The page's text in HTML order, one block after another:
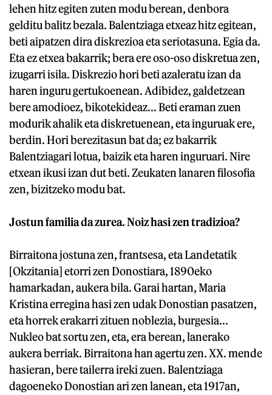
lehen hitz egiten zuten modu berean, denbora
gelditu balitz bezala. Balentziaga etxeaz hitz egitean,
beti aipatzen dira diskrezioa eta seriotasuna. Egia da.
Eta ez etxea bakarrik; bera ere oso-oso diskretua zen,
izugarri isila. Diskrezio hori beti azaleratu izan da
haren inguru gertukoenean. Adibidez, galdetzean
bere amodioez, bikotekideaz... Beti eraman zuen
modurik ahalik eta diskretuenean, eta inguruak ere,
berdin. Hori berezitasun bat da; ez bakarrik
Balentziagari lotua, baizik eta haren inguruari. Nire
etxean ikusi izan dut beti. Zeukaten lanaren filosofia
zen, bizitzeko modu bat.
Jostun familia da zurea. Noiz hasi zen tradizioa?
Birraitona jostuna zen, frantsesa, eta Landetatik
[Okzitania] etorri zen Donostiara, 1890eko
hamarkadan, aukera bila. Garai hartan, Maria
Kristina erregina hasi zen udak Donostian pasatzen,
eta horrek erakarri zituen noblezia, burgesia...
Nukleo bat sortu zen, eta, era berean, lanerako
aukera berriak. Birraitona han agertu zen. XX. mende
hasieran, bere tailerra ireki zuen. Balentziaga
dagoeneko Donostian ari zen lanean, eta 1917an,